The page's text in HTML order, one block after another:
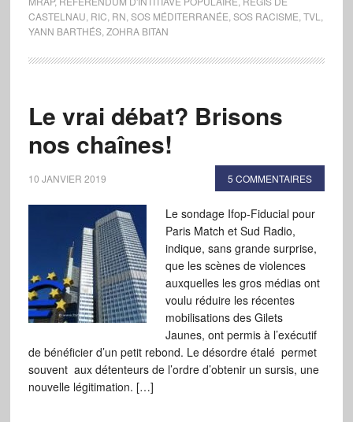
CASTELNAU RIC RN SOS MÉDITERRANÉE SOS RACISME TVL
YANN BARTHÉS, ZOHRA BITAN
Le vrai débat? Brisons
nos chaînes!
10 JANVIER 2019 5 COMMENTAIRES
Le sondage Ifop-Fiducial pour
Paris Match et Sud Radio,
indique, sans grande surprise,
que les scènes de violences
auxquelles les gros médias ont
voulu réduire les récentes
mobilisations des Gilets
Jaunes, ont permis à l’exécutif
de bénéficier d’un petit rebond. Le désordre étalé permet
souvent aux détenteurs de l’ordre d’obtenir un sursis, une
nouvelle légitimation. […]